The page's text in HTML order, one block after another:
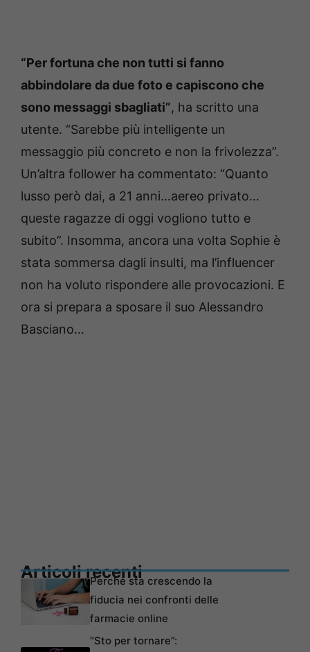
“Per fortuna che non tutti si fanno
abbindolare da due foto e capiscono che
sono messaggi sbagliati”, ha scritto una
utente. “Sarebbe più intelligente un
messaggio più concreto e non la frivolezza”.
Un’altra follower ha commentato: “Quanto
lusso però dai, a 21 anni…aereo privato…
queste ragazze di oggi vogliono tutto e
subito”. Insomma, ancora una volta Sophie è
stata sommersa dagli insulti, ma l’influencer
non ha voluto rispondere alle provocazioni. E
ora si prepara a sposare il suo Alessandro
Basciano…
Articoli recentiPerché sta crescendo la
fiducia nei confronti delle
farmacie online
“Sto per tornare”: